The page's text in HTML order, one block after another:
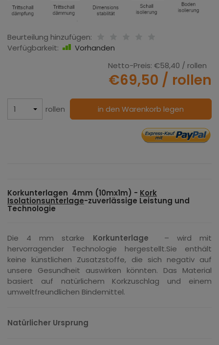
Beurteilung hinzufügen:
Verfügbarkeit:
Vorhanden
Netto-Preis: €58,40 / rollen
€69,50 / rollen
rollen in den Warenkorb legen
Korkunterlagen 4mm (10mx1m) - Kork
Isolationsunterlage-zuverlässige Leistung und
Technologie
Die 4 mm starke Korkunterlage – wird mit
hervorragender Technologie hergestellt.Sie enthält
keine künstlichen Zusatzstoffe, die sich negativ auf
unsere Gesundheit auswirken könnten.
Das Material
basiert auf natürlichem Korkzuschlag und einem
umweltfreundlichen Bindemittel.
Natürlicher Ursprung